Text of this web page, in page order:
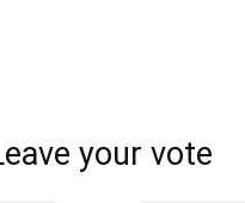
your vote